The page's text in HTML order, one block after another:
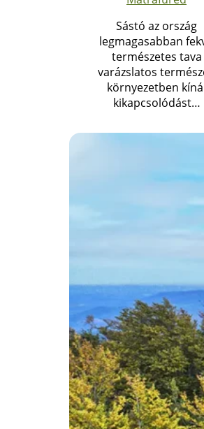
Sástó az ország
legmagasabban
természetes tava
varázslatos
környezetben
kikapcsolódást…